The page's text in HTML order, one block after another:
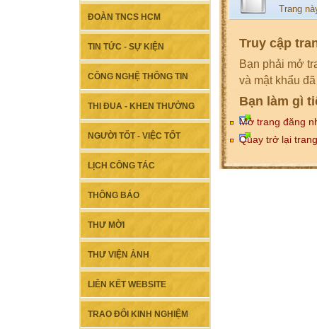
ĐOÀN TNCS HCM
TIN TỨC - SỰ KIỆN
CÔNG NGHỆ THÔNG TIN
THI ĐUA - KHEN THƯỞNG
NGƯỜI TỐT - VIỆC TỐT
LỊCH CÔNG TÁC
THÔNG BÁO
THƯ MỜI
THƯ VIỆN ẢNH
LIÊN KẾT WEBSITE
TRAO ĐỔI KINH NGHIỆM
Trang
Truy cập
Bạn phải mở
và mật khẩu
Bạn làm gì
Mở trang đăng
Quay trở lại